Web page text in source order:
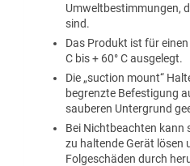
Umweltbestimmungen,
sind.
Das Produkt ist für
C bis + 60° C ausgelegt.
Die „suction mount“
begrenzte Befestigung
sauberen Untergrund
Bei Nichtbeachten kann
zu haltende Gerät lösen
Folgeschäden durch